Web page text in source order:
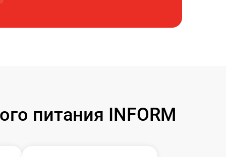
питания INFORM